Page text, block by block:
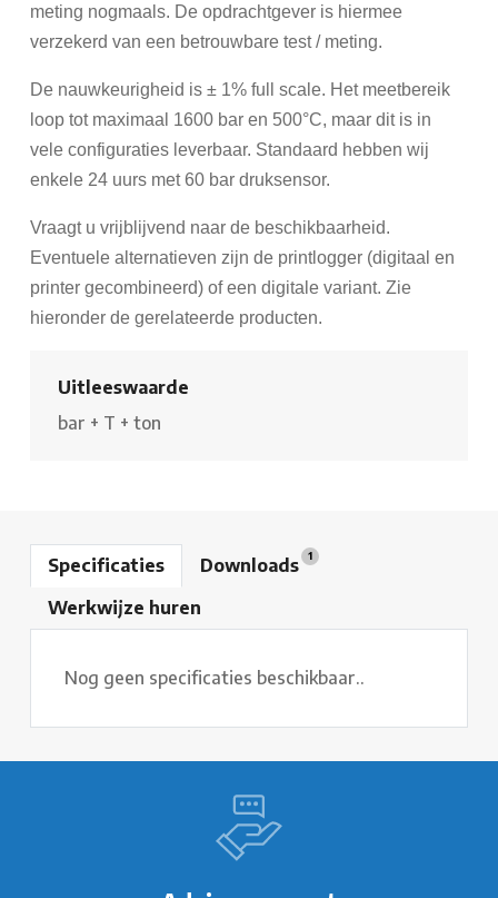
meting nogmaals. De opdrachtgever is hiermee
verzekerd van een betrouwbare test / meting.
De nauwkeurigheid is ± 1% full scale. Het meetbereik
loop tot maximaal 1600 bar en 500°C, maar dit is in
vele configuraties leverbaar. Standaard hebben wij
enkele 24 uurs met 60 bar druksensor.
Vraagt u vrijblijvend naar de beschikbaarheid.
Eventuele alternatieven zijn de printlogger (digitaal en
printer gecombineerd) of een digitale variant. Zie
hieronder de gerelateerde producten.
Uitleeswaarde
bar + T + ton
Specificaties Downloads 1
Werkwijze huren
Nog geen specificaties beschikbaar..